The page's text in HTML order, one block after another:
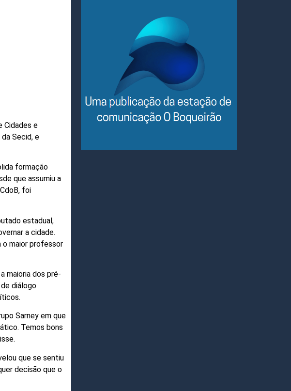
Cidades e
Secid, e
formação
que assumiu a
foi
estadual,
a cidade.
o maior professor
maioria dos pré-
diálogo
Sarney em que
Temos bons
que se sentiu
decisão que o